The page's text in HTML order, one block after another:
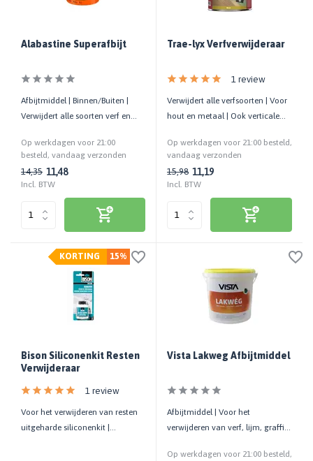
Alabastine Superafbijt
Afbijtmiddel | Binnen/Buiten |
Verwijdert alle soorten verf en
Op werkdagen voor 21:00
besteld, vandaag verzonden
14,35 11,48
Incl. BTW
Trae-lyx Verfverwijderaar
1 review
Verwijdert alle verfsoorten | Voor
hout en metaal | Ook verticale
Op werkdagen voor 21:00 besteld,
vandaag verzonden
15,98 11,19
Incl. BTW
15%
KORTING
Bison Siliconenkit Resten
Verwijderaar
1 review
Voor het verwijderen van resten
uitgeharde siliconenkit |
Vista Lakweg Afbijtmiddel
Afbijtmiddel | Voor het
verwijderen van verf, lijm, graffiti
Op werkdagen voor 21:00 besteld,